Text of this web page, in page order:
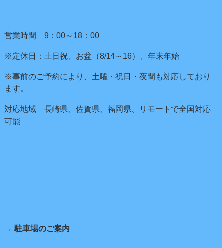
営業時間 9：00～18：00
※定休日：土日祝、お盆（8/14～16）、年末年始
※事前のご予約により、土曜・祝日・夜間も対応しており
ます。
対応地域 長崎県、佐賀県、福岡県、リモートで全国対応
可能
→ 駐車場のご案内